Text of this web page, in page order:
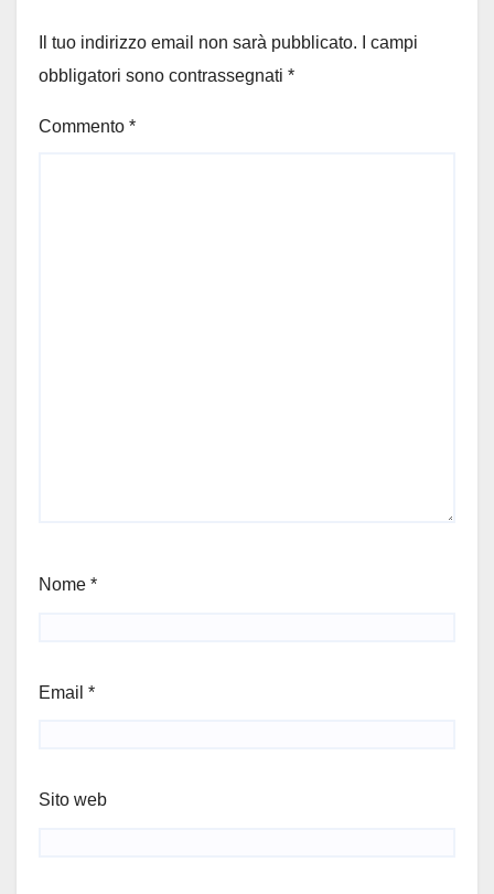
Il tuo indirizzo email non sarà pubblicato.
I campi
obbligatori sono contrassegnati *
Commento *
Nome *
Email *
Sito web